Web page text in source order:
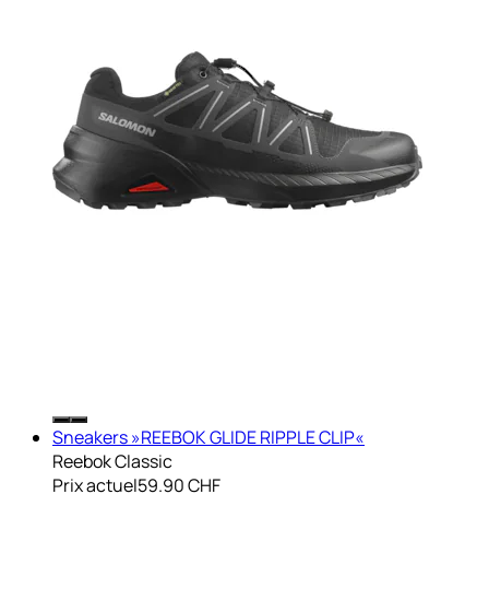
Sneakers »REEBOK GLIDE RIPPLE CLIP«
Reebok Classic
Prix actuel59.90 CHF